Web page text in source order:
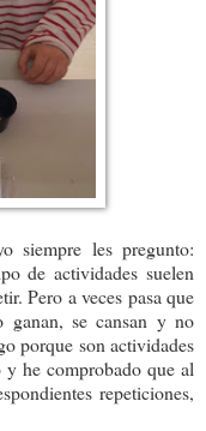
siempre les pregunto:
de actividades suelen
Pero a veces pasa que
ganan, se cansan y no
porque son actividades
he comprobado que al
repeticiones,